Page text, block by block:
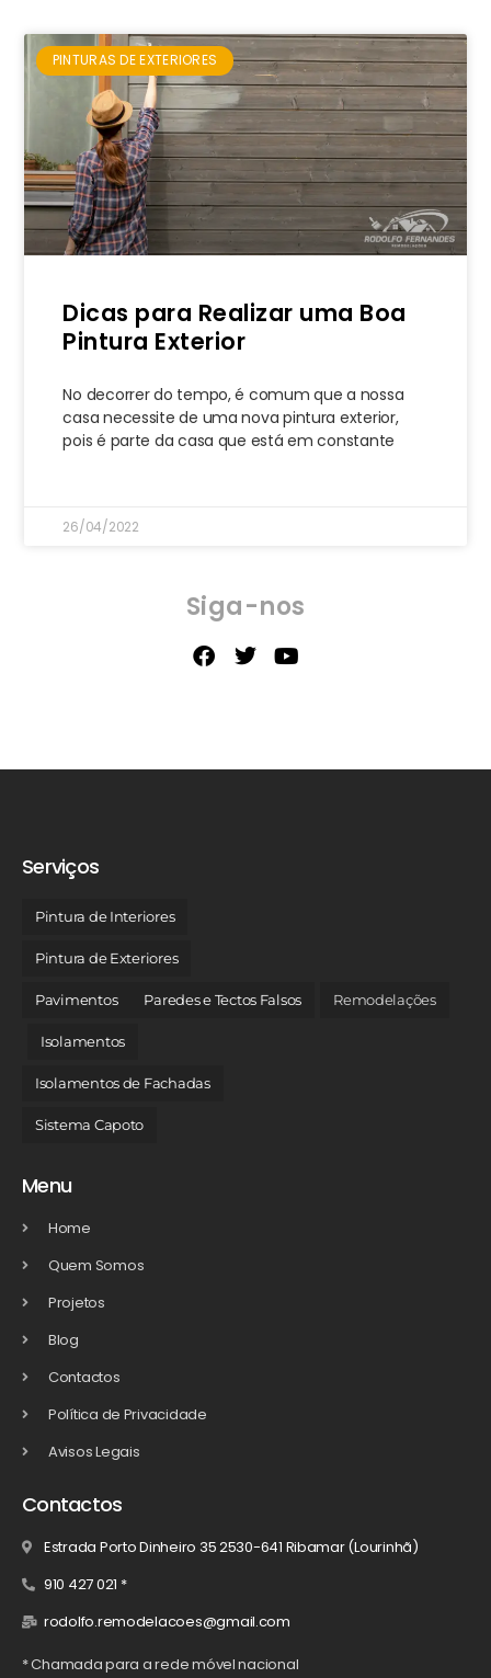
PINTURAS DE EXTERIORES
Dicas para Realizar uma Boa
Pintura Exterior
No decorrer do tempo, é comum que a nossa
casa necessite de uma nova pintura exterior,
pois é parte da casa que está em constante
26/04/2022
Siga-nos
Serviços
Pintura de Interiores
Pintura de Exteriores
Pavimentos Paredes e Tectos Falsos Remodelações
Isolamentos
Isolamentos de Fachadas
Sistema Capoto
Menu
Home
Quem Somos
Projetos
Blog
Contactos
Política de Privacidade
Avisos Legais
Contactos
Estrada Porto Dinheiro 35 2530-641 Ribamar (Lourinhã)
910 427 021 *
rodolfo.remodelacoes@gmail.com
* Chamada para a rede móvel nacional